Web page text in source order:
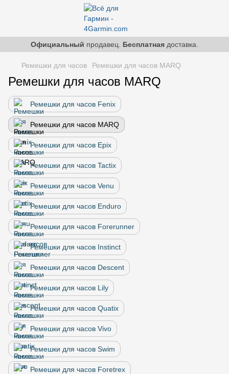
Официальный продавец. Бесплатная доставка.
Ремешки для часов Ремешки для часов MARQ
Ремешки для часов MARQ
Ремешки для часов Fenix
Ремешки для часов MARQ
Ремешки для часов Epix
Ремешки для часов Tactix
Ремешки для часов Venu
Ремешки для часов Enduro
Ремешки для часов Forerunner
Ремешки для часов Instinct
Ремешки для часов Descent
Ремешки для часов Lily
Ремешки для часов Quatix
Ремешки для часов Vivo
Ремешки для часов Swim
Ремешки для часов Foretrex